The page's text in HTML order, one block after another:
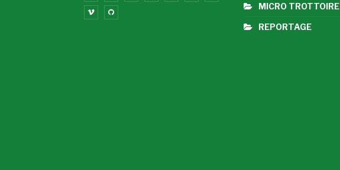
MICRO TROTTOIRE
REPORTAGE